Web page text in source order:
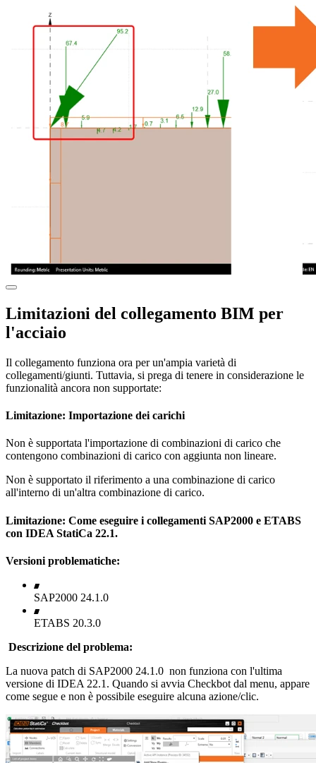
Limitazioni del collegamento BIM per
l'acciaio
Il collegamento funziona ora per un'ampia varietà di
collegamenti/giunti. Tuttavia, si prega di tenere in considerazione le
funzionalità ancora non supportate:
Limitazione: Importazione dei carichi
Non è supportata l'importazione di combinazioni di carico che
contengono combinazioni di carico con aggiunta non lineare.
Non è supportato il riferimento a una combinazione di carico
all'interno di un'altra combinazione di carico.
Limitazione: Come eseguire i collegamenti SAP2000 e ETABS
con IDEA StatiCa 22.1.
Versioni problematiche:
SAP2000 24.1.0
ETABS 20.3.0
Descrizione del problema:
La nuova patch di SAP2000 24.1.0 non funziona con l'ultima
versione di IDEA 22.1. Quando si avvia Checkbot dal menu, appare
come segue e non è possibile eseguire alcuna azione/clic.